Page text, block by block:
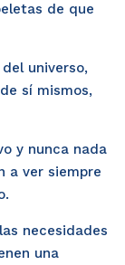
de que
universo,
sí mismos,
y nunca nada
a ver siempre
necesidades
una